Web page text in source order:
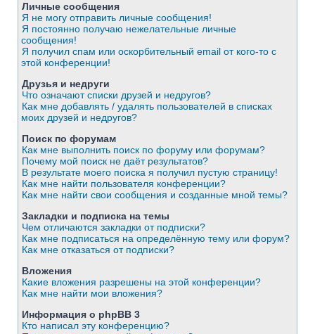
Личные сообщения
Я не могу отправить личные сообщения!
Я постоянно получаю нежелательные личные
сообщения!
Я получил спам или оскорбительный email от кого-то с
этой конференции!
Друзья и недруги
Что означают списки друзей и недругов?
Как мне добавлять / удалять пользователей в списках
моих друзей и недругов?
Поиск по форумам
Как мне выполнить поиск по форуму или форумам?
Почему мой поиск не даёт результатов?
В результате моего поиска я получил пустую страницу!
Как мне найти пользователя конференции?
Как мне найти свои сообщения и созданные мной темы?
Закладки и подписка на темы
Чем отличаются закладки от подписки?
Как мне подписаться на определённую тему или форум?
Как мне отказаться от подписки?
Вложения
Какие вложения разрешены на этой конференции?
Как мне найти мои вложения?
Информация о phpBB 3
Кто написал эту конференцию?